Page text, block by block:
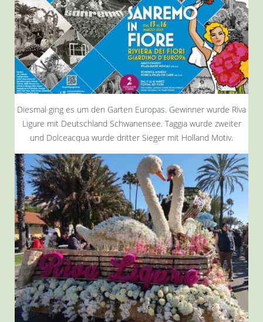
Diesmal ging es um den Garten Europas. Gewinner wurde Riva
Ligure mit Deutschland Schwanensee. Taggia wurde zweiter
und Dolceacqua wurde dritter Sieger mit Holland Motiv.